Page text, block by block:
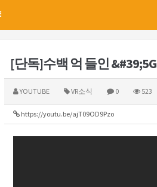
Toggle
[단독]수백 억 들인
YOUTUBE VR소식 0 523
https://youtu.be/ajT09OD9Pzo